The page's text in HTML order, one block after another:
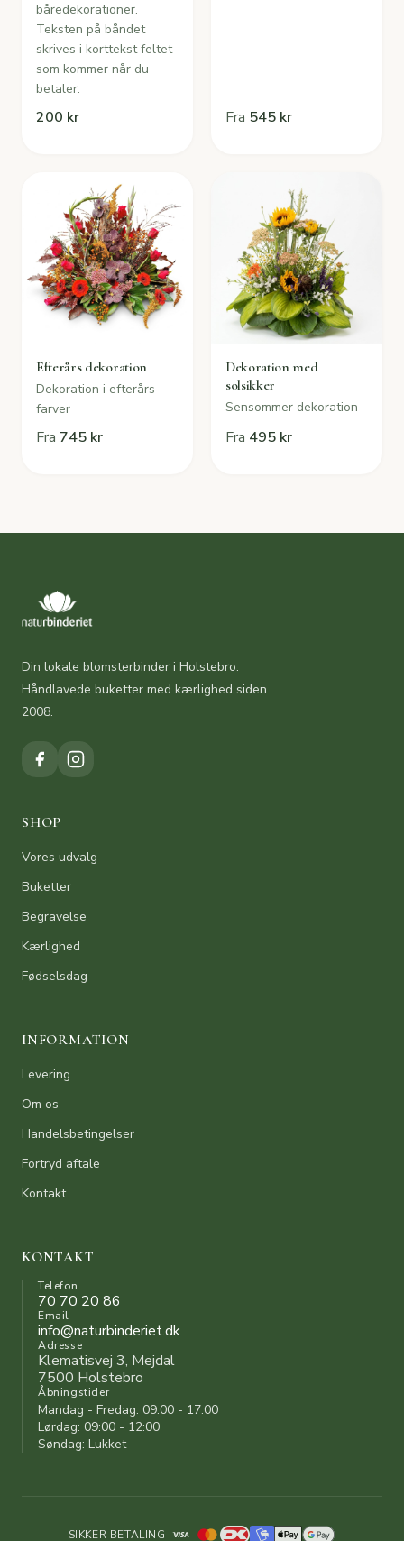
båredekorationer.
Teksten på båndet
skrives i korttekst feltet
som kommer når du
betaler.
200 kr Fra 545 kr
Efterårs dekoration
Dekoration i efterårs
farver
Fra 745 kr
Dekoration med
solsikker
Sensommer dekoration
Fra 495 kr
Din lokale blomsterbinder i Holstebro.
Håndlavede buketter med kærlighed siden
2008.
SHOP
Vores udvalg
Buketter
Begravelse
Kærlighed
Fødselsdag
INFORMATION
Levering
Om os
Handelsbetingelser
Fortryd aftale
Kontakt
KONTAKT
Telefon
70 70 20 86
Email
info@naturbinderiet.dk
Adresse
Klematisvej 3, Mejdal
7500 Holstebro
Åbningstider
Mandag - Fredag: 09:00 - 17:00
Lørdag: 09:00 - 12:00
Søndag: Lukket
SIKKER BETALING